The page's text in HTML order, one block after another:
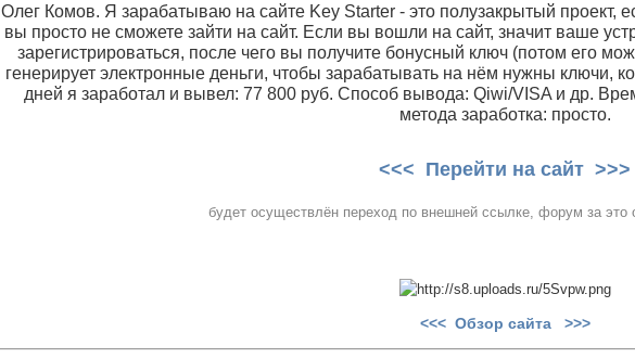
Олег Комов. Я зарабатываю на сайте Key Starter - это полузакрытый проект,
вы просто не сможете зайти на сайт. Если вы вошли на сайт, значит ваше
зарегистрироваться, после чего вы получите бонусный ключ (потом его
генерирует электронные деньги, чтобы зарабатывать на нём нужны ключи,
дней я заработал и вывел: 77 800 руб. Способ вывода: Qiwi/VISA и др.
метода заработка: просто.
<<< Перейти на сайт >>>
будет осуществлён переход по внешней ссылке, форум за это
<<< Обзор сайта >>>